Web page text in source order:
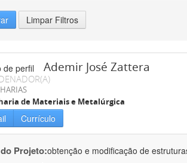
Limpar Filtros
Ademir José Zattera
de Materiais e Metalúrgica
Currículo
Projeto:obtenção e modificação de